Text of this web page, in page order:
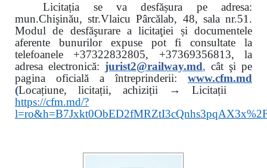
Licitația se va desfășura pe adresa:
mun.Chişinău, str.Vlaicu Pârcălab, 48, sala nr.51.
Modul de desfăşurare a licitaţiei și documentele
aferente bunurilor expuse pot fi consultate la
telefoanele +37322832805, +37369356813, la
adresa electronică: jurist2@railway.md, cât şi pe
pagina oficială a întreprinderii:
www.cfm.md
(Locațiune, licitații, achiziții → Licitații
https://cfm.md/?